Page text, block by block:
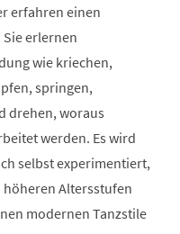
erfahren einen
erlernen
wie kriechen,
springen,
drehen, woraus
werden. Es wird
selbst experimentiert,
Altersstufen
modernen Tanzstile